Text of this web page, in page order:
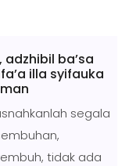
ba’sa
illa syifauka
segala
tidak ada